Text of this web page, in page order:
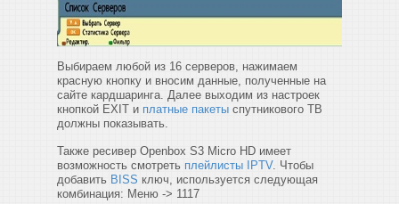
Выбираем любой из 16 серверов, нажимаем
красную кнопку и вносим данные, полученные на
сайте кардшаринга. Далее выходим из настроек
кнопкой EXIT и платные пакеты спутникового ТВ
должны показывать.
Также ресивер Openbox S3 Micro HD имеет
возможность смотреть плейлисты IPTV. Чтобы
добавить BISS ключ, используется следующая
комбинация: Меню -> 1117